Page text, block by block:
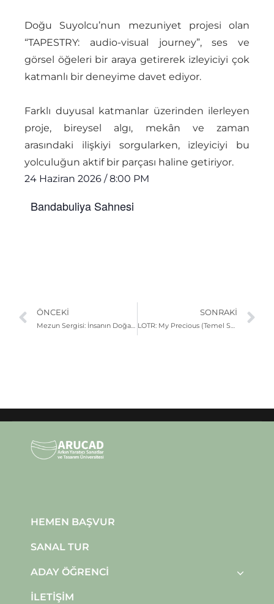
Doğu Suyolcu’nun mezuniyet projesi olan
“TAPESTRY: audio-visual journey”, ses ve
görsel öğeleri bir araya getirerek izleyiciyi çok
katmanlı bir deneyime davet ediyor.
Farklı duyusal katmanlar üzerinden ilerleyen
proje, bireysel algı, mekân ve zaman
arasındaki ilişkiyi sorgularken, izleyiciyi bu
yolculuğun aktif bir parçası haline getiriyor.
24 Haziran 2026 /8:00 PM
Bandabuliya Sahnesi
ÖNCEKI
Mezun Sergisi: İnsanın Doğanın Bir Parçası Olarak | Sergei Soletskii
SONRAKI
LOTR: My Precious (Temel Sanat II – Sanat Fakültesi Öğrenci İşleri Sergisi)
HEMEN BAŞVUR
SANAL TUR
ADAY ÖĞRENCI
İLETIŞIM